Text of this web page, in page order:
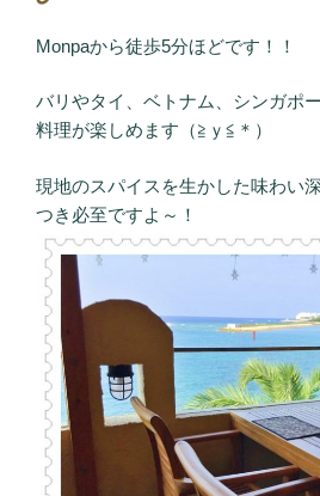
Monpaから徒歩5分ほどです！！
バリやタイ、ベトナム、シンガポ
料理が楽しめます（≧ｙ≦＊）
現地のスパイスを生かした味わい
つき必至ですよ～！